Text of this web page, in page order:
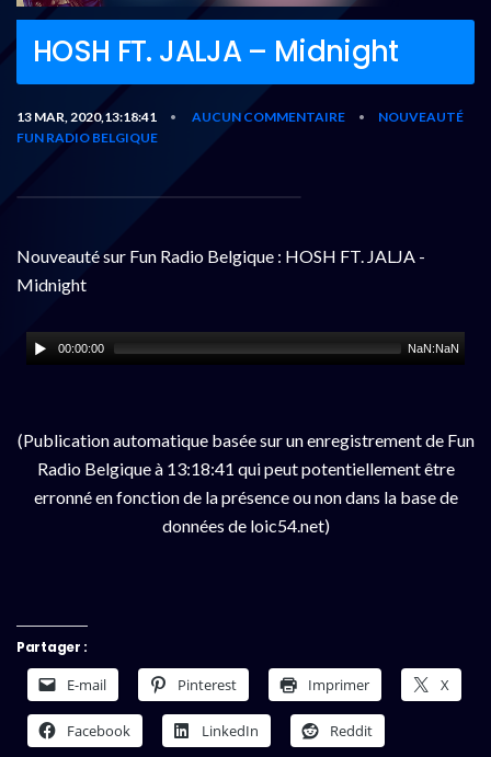
HOSH FT. JALJA – Midnight
13 MAR, 2020,13:18:41 • AUCUN COMMENTAIRE •
NOUVEAUTÉ
FUN RADIO BELGIQUE
Nouveauté sur Fun Radio Belgique : HOSH FT. JALJA -
Midnight
00:00:00 NaN:NaN
(Publication automatique basée sur un enregistrement de Fun
Radio Belgique à 13:18:41 qui peut potentiellement être
erronné en fonction de la présence ou non dans la base de
données de loic54.net)
Partager :
E-mail Pinterest Imprimer X
Facebook LinkedIn Reddit